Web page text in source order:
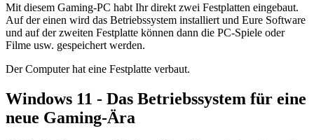
Mit diesem Gaming-PC habt Ihr direkt zwei Festplatten eingebaut.
Auf der einen wird das Betriebssystem installiert und Eure Software
und auf der zweiten Festplatte können dann die PC-Spiele oder
Filme usw. gespeichert werden.
Der Computer hat eine Festplatte verbaut.
Windows 11 - Das Betriebssystem für eine
neue Gaming-Ära